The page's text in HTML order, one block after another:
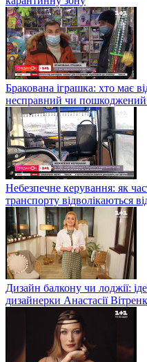
Бракована іграшка: хто має
несправний чи пошкоджений
Небезпечне керування: як
транспорту відволікаються
Дизайн балкону чи лоджії:
дизайнерки Анастасії